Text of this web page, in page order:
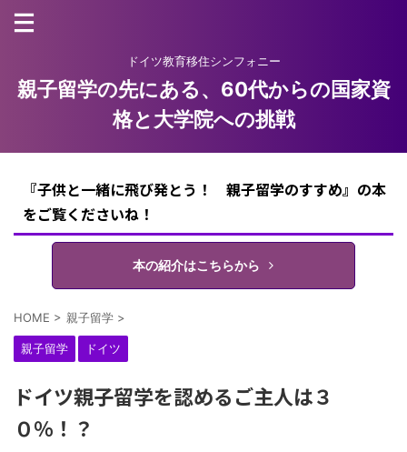
ドイツ教育移住シンフォニー
親子留学の先にある、60代からの国家資
格と大学院への挑戦
『子供と一緒に飛び発とう！ 親子留学のすすめ』の本
をご覧くださいね！
本の紹介はこちらから
HOME > 親子留学 >
親子留学 ドイツ
ドイツ親子留学を認めるご主人は３
０％！？